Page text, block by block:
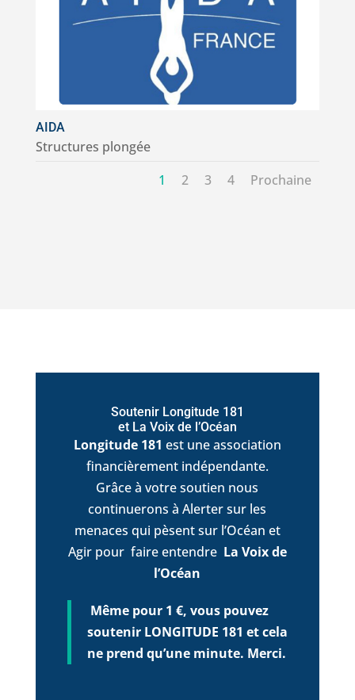
AIDA
Structures plongée
1
2 3 4 Prochaine
Soutenir Longitude 181
et La Voix de l’Océan
Longitude 181 est une association
financièrement indépendante.
Grâce à votre soutien nous
continuerons à Alerter sur les
menaces qui pèsent sur l’Océan et
Agir pour faire entendre La Voix de
l’Océan
Même pour 1 €, vous pouvez
soutenir LONGITUDE 181 et cela
ne prend qu’une minute. Merci.